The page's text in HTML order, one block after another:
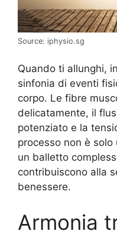
Source: iphysio.sg
Quando ti allunghi,
sinfonia di eventi
corpo. Le fibre
delicatamente, il
potenziato e la
processo non è
un balletto
contribuiscono alla
benessere.
Armonia